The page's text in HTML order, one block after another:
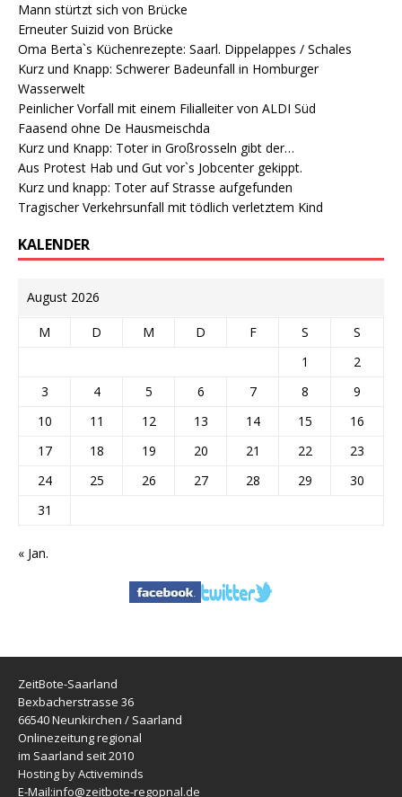
Mann stürtzt sich von Brücke
Erneuter Suizid von Brücke
Oma Berta`s Küchenrezepte: Saarl. Dippelappes / Schales
Kurz und Knapp: Schwerer Badeunfall in Homburger
Wasserwelt
Peinlicher Vorfall mit einem Filialleiter von ALDI Süd
Faasend ohne De Hausmeischda
Kurz und Knapp: Toter in Großrosseln gibt der…
Aus Protest Hab und Gut vor`s Jobcenter gekippt.
Kurz und knapp: Toter auf Strasse aufgefunden
Tragischer Verkehrsunfall mit tödlich verletztem Kind
KALENDER
August 2026
M D M D F S
S
1
2
3
4 5 6 7 8
9
10
11 12 13 14 15
16
17
18 19 20 21 22
23
24
25 26 27 28 29
30
31
« Jan.
ZeitBote-Saarland
Bexbacherstrasse 36
66540 Neunkirchen / Saarland
Onlinezeitung regional
im Saarland seit 2010
Hosting by Activeminds
E-Mail:info@zeitbote-regopnal.de